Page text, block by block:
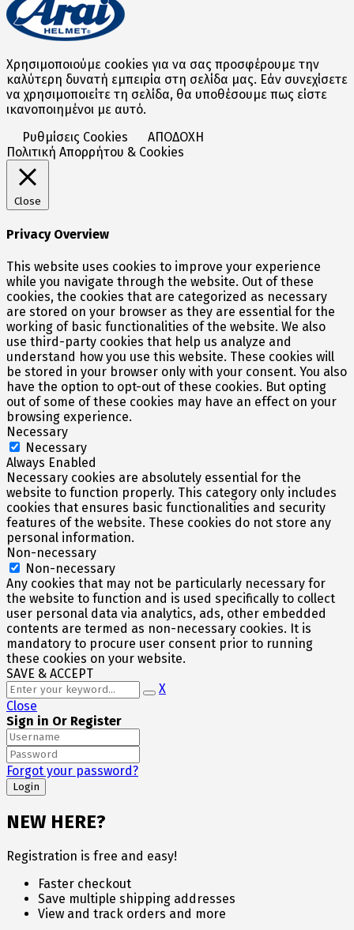
Χρησιμοποιούμε cookies για να σας προσφέρουμε την
καλύτερη δυνατή εμπειρία στη σελίδα μας. Εάν συνεχίσετε
να χρησιμοποιείτε τη σελίδα, θα υποθέσουμε πως είστε
ικανοποιημένοι με αυτό.
Ρυθμίσεις Cookies
ΑΠΟΔΟΧΗ
Πολιτική Απορρήτου & Cookies
Close
Privacy Overview
This website uses cookies to improve your experience
while you navigate through the website. Out of these
cookies, the cookies that are categorized as necessary
are stored on your browser as they are essential for the
working of basic functionalities of the website. We also
use third-party cookies that help us analyze and
understand how you use this website. These cookies will
be stored in your browser only with your consent. You also
have the option to opt-out of these cookies. But opting
out of some of these cookies may have an effect on your
browsing experience.
Necessary
Necessary
Always Enabled
Necessary cookies are absolutely essential for the
website to function properly. This category only includes
cookies that ensures basic functionalities and security
features of the website. These cookies do not store any
personal information.
Non-necessary
Non-necessary
Any cookies that may not be particularly necessary for
the website to function and is used specifically to collect
user personal data via analytics, ads, other embedded
contents are termed as non-necessary cookies. It is
mandatory to procure user consent prior to running
these cookies on your website.
SAVE & ACCEPT
X
Close
Sign in Or Register
Forgot your password?
NEW HERE?
Registration is free and easy!
Faster checkout
Save multiple shipping addresses
View and track orders and more